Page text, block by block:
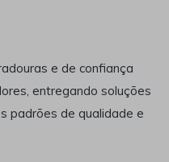
e de confiança
entregando soluções
padrões de qualidade e